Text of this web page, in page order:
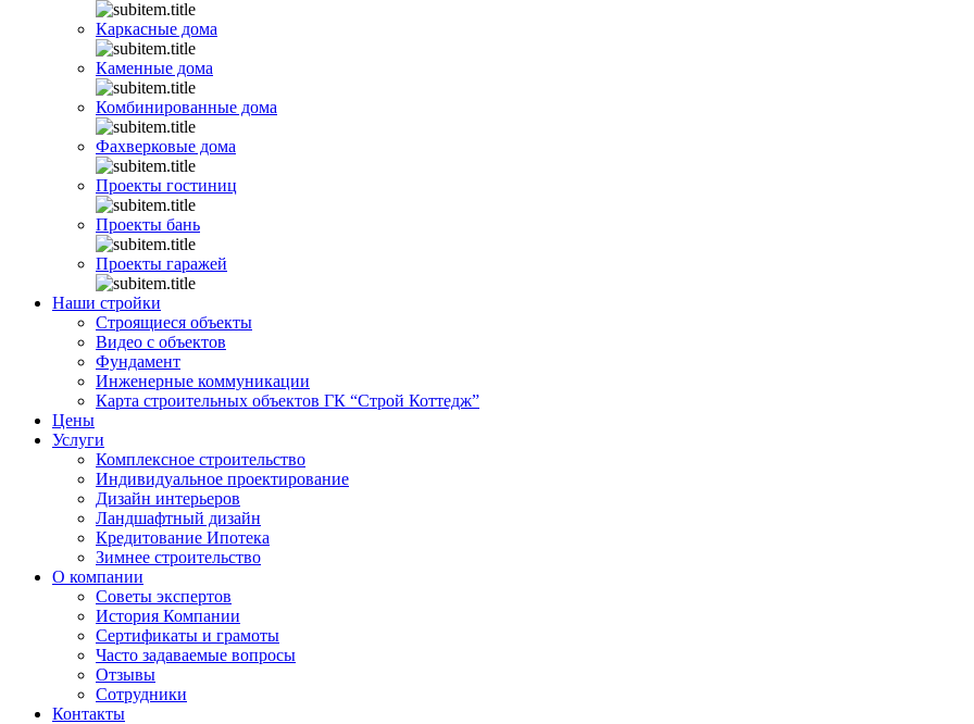
Каркасные дома
Каменные дома
Комбинированные дома
Фахверковые дома
Проекты гостиниц
Проекты бань
Проекты гаражей
Наши стройки
Строящиеся объекты
Видео с объектов
Фундамент
Инженерные коммуникации
Карта строительных объектов ГК “Строй Коттедж”
Цены
Услуги
Комплексное строительство
Индивидуальное проектирование
Дизайн интерьеров
Ландшафтный дизайн
Кредитование Ипотека
Зимнее строительство
О компании
Советы экспертов
История Компании
Сертификаты и грамоты
Часто задаваемые вопросы
Отзывы
Сотрудники
Контакты